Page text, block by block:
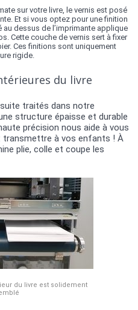
sur votre livre, le vernis est posé
Et si vous optez pour une finition
au dessus de l’imprimante applique
Cette couche de vernis sert à fixer
Ces finitions sont uniquement
rigide.
du livre
traités dans notre
structure épaisse et durable
précision nous aide à vous
transmettre à vos enfants ! À
plie, colle et coupe les
du livre est solidement